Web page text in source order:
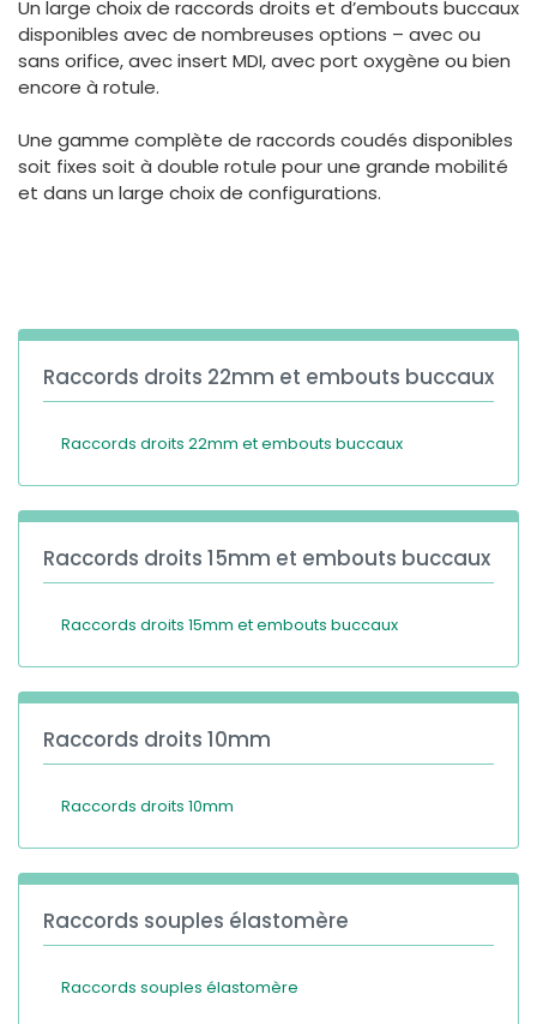
España
France
Turkey
Un large choix de raccords droits et d’embouts buccaux
disponibles avec de nombreuses options – avec ou
sans orifice, avec insert MDI, avec port oxygène ou bien
encore à rotule.
Une gamme complète de raccords coudés disponibles
soit fixes soit à double rotule pour une grande mobilité
et dans un large choix de configurations.
Raccords droits 22mm et embouts buccaux
Raccords droits 22mm et embouts buccaux
Raccords droits 15mm et embouts buccaux
Raccords droits 15mm et embouts buccaux
Raccords droits 10mm
Raccords droits 10mm
Raccords souples élastomère
Raccords souples élastomère